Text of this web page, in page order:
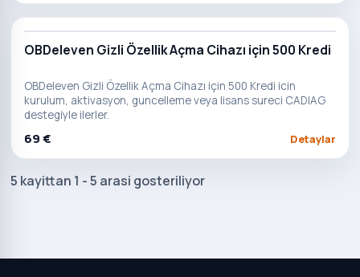
OBDeleven Gizli Özellik Açma Cihazı için 500 Kredi
OBDeleven Gizli Özellik Açma Cihazı için 500 Kredi icin
kurulum, aktivasyon, guncelleme veya lisans sureci CADIAG
destegiyle ilerler.
69 € Detaylar
5 kayittan 1 - 5 arasi gosteriliyor